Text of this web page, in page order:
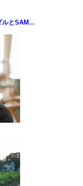
ルとSAM...